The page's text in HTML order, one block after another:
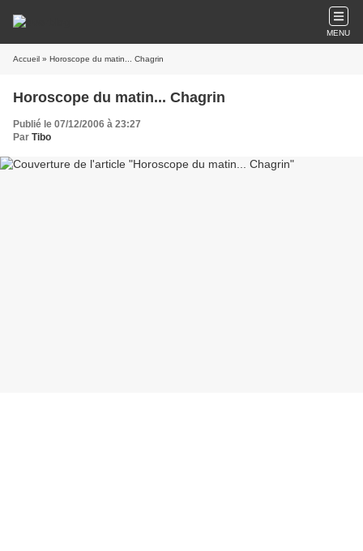
MENU
Accueil » Horoscope du matin... Chagrin
Horoscope du matin... Chagrin
Publié le 07/12/2006 à 23:27
Par Tibo